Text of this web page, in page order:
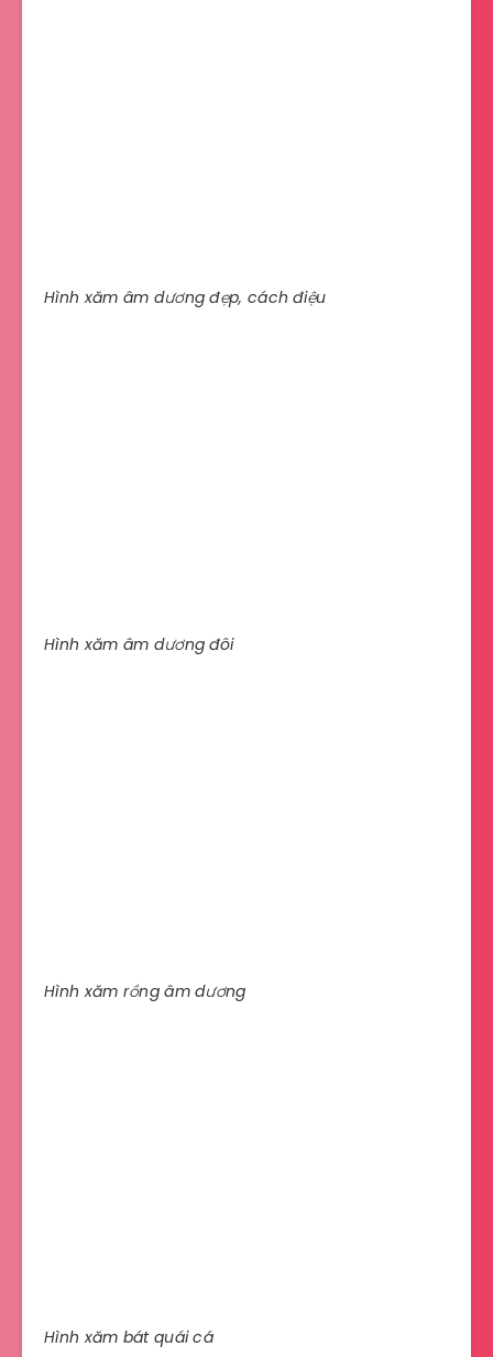
Hình xăm âm dương đẹp, cách điệu
Hình xăm âm dương đôi
Hình xăm rồng âm dương
Hình xăm bát quái cá